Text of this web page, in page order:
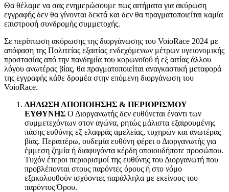
Θα θέλαμε να σας ενημερώσουμε πως αιτήματα για ακύρωση
εγγραφής δεν θα γίνονται δεκτά και δεν θα πραγματοποιείται καμία
επιστροφή συνδρομής συμμετοχής.
Σε περίπτωση ακύρωσης της διοργάνωσης του VoioRace 2024 με
απόφαση της Πολιτείας εξαιτίας ενδεχόμενων μέτρων υγειονομικής
προστασίας από την πανδημία του κορωνοϊού ή εξ αιτίας άλλου
λόγου ανωτέρας βίας, θα πραγματοποιείται αναγκαστική μεταφορά
της εγγραφής κάθε δρομέα στην επόμενη διοργάνωση του
VoioRace.
ΔΗΛΩΣΗ ΑΠΟΠΟΙΗΣΗΣ & ΠΕΡΙΟΡΙΣΜΟΥ
ΕΥΘΥΝΗΣ Ο Διοργανωτής δεν ευθύνεται έναντι των
συμμετεχόντων στον αγώνα, ρητώς μάλιστα εξαιρουμένης
πάσης ευθύνης εξ ελαφράς αμελείας, τυχηρών και ανωτέρας
βίας. Περαιτέρω, ουδεμία ευθύνη φέρει ο Διοργανωτής για
έμμεση ζημία ή διαφυγόντα κέρδη οποιουδήποτε προσώπου.
Τυχόν έτεροι περιορισμοί της ευθύνης του Διοργανωτή που
προβλέπονται στους παρόντες όρους ή στο νόμο
εξακολουθούν ισχύοντες παράλληλα με εκείνους του
παρόντος Όρου.